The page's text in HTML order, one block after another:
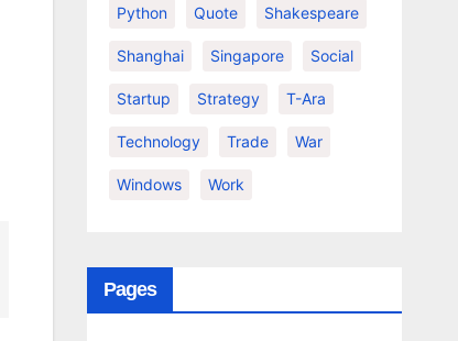
Python Quote Shakespeare
Shanghai Singapore Social
Startup Strategy T-Ara
Technology Trade War
Windows Work
Pages